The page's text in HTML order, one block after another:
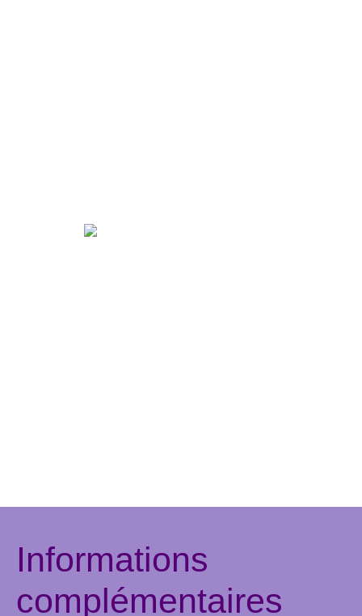
Informations
complémentaires